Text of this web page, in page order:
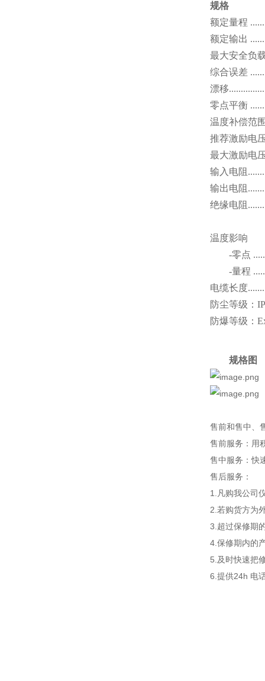
规格
额定量程
额定输出
最大安全负
综合误差
漂移
零点平衡
温度补偿范
推荐激励电
最大激励电
输入电阻
输出电阻
绝缘电阻
温度影响
-零点
-量程
电缆长度
防尘等级：
防爆等级：
规格图
售前和售中、
售前服务：用
售中服务：快
售后服务：
1.凡购我公司
2.若购货方为
3.超过保修期
4.保修期内的
5.及时快速把
6.提供24h 电